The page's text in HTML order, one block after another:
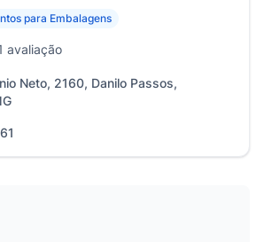
para Embalagens
avaliação
Neto, 2160, Danilo Passos,